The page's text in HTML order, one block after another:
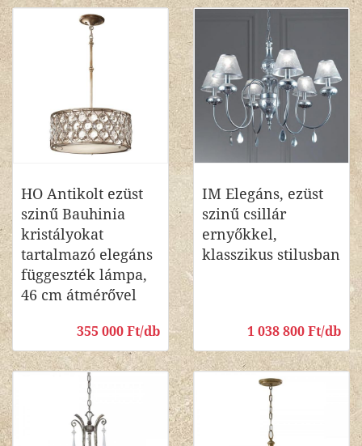
HO Antikolt ezüst
szinű Bauhinia
kristályokat
tartalmazó elegáns
függeszték lámpa,
46 cm átmérővel
355 000 Ft/db
IM Elegáns, ezüst
szinű csillár
ernyőkkel,
klasszikus stilusban
1 038 800 Ft/db